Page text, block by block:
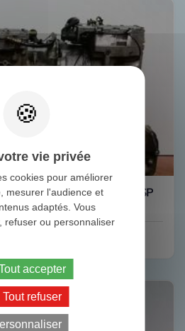
2512C AVEC VOIGT SP
vie privée
cookies pour améliorer
mesurer l'audience et
adaptés. Vous
refuser ou personnaliser
accepter
Tout refuser